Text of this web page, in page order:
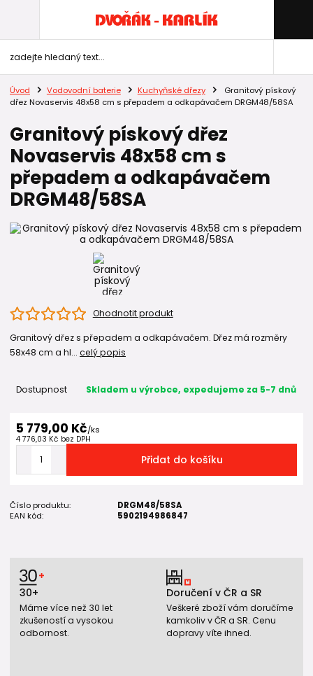
Úvod Vodovodní baterie Kuchyňské dřezy
Granitový pískový
dřez Novaservis 48x58 cm s přepadem a odkapávačem DRGM48/58SA
Granitový pískový dřez
Novaservis 48x58 cm s
přepadem a odkapávačem
DRGM48/58SA
Ohodnotit produkt
Granitový dřez s přepadem a odkapávačem. Dřez má rozměry
58x48 cm a hl... celý popis
Dostupnost Skladem u výrobce, expedujeme za 5-7 dnů
5 779,00 Kč/ks
4 776,03 Kč bez DPH
Přidat do košíku
Číslo produktu:
DRGM48/58SA
EAN kód:
5902194986847
30+
Máme více než 30 let
zkušeností a vysokou
odbornost.
Doručení v ČR a SR
Veškeré zboží vám doručíme
kamkoliv v ČR a SR. Cenu
dopravy víte ihned.